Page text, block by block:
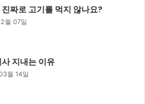
짜로 고기를 먹지 않나요?
월 07일
지내는 이유
월 14일